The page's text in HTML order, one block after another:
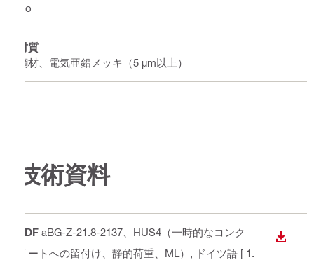
No
材質
鋼材、電気亜鉛メッキ（5 µm以上）
技術資料
PDF aBG-Z-21.8-2137、HUS4（一時的なコンク
リートへの留付け、静的荷重、ML）
, ドイツ語 [ 1.
ダウン